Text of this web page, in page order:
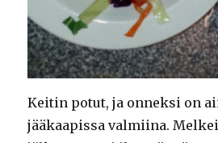
Keitin potut, ja onneksi on
jääkaapissa valmiina.